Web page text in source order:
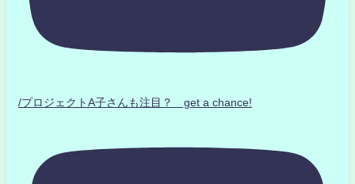
/プロジェクトA子さんも注目？ get a chance!